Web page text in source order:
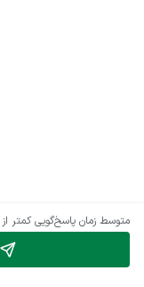
متوسط زمان پاسخ‌گویی کمتر از 1 ساعت